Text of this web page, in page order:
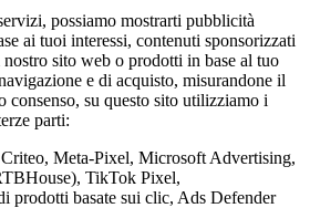
possiamo mostrarti pubblicità
ai tuoi interessi, contenuti sponsorizzati
sito web o prodotti in base al tuo
e di acquisto, misurandone il
consenso, su questo sito utilizziamo i
parti:
Meta-Pixel, Microsoft Advertising,
TikTok Pixel,
prodotti basate sui clic, Ads Defender